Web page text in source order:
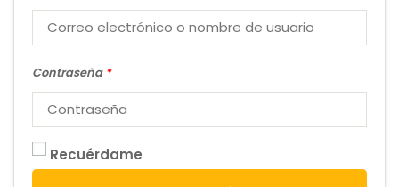
Contraseña *
Recuérdame